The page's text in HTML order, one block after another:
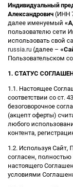
Индивидуальный
Александрович (ИНН
далее именуемый
пользователю сети
использовать свой
russia.ru (далее –
Пользовательском
1. СТАТУС
1.1. Настоящее
соответствии со ст.
безоговорочное
(акцепт оферты)
любого
контента,
1.2. Используя Сайт,
согласен,
настоящего
условиями